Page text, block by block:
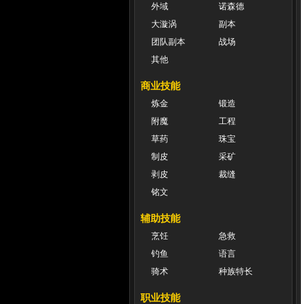
外域
诺森德
大漩涡
副本
团队副本
战场
其他
商业技能
炼金
锻造
附魔
工程
草药
珠宝
制皮
采矿
剥皮
裁缝
铭文
辅助技能
烹饪
急救
钓鱼
语言
骑术
种族特长
职业技能